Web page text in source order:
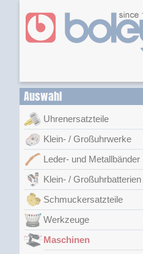
Auswahl
Uhrenersatzteile
Klein- / Großuhrwerke
Leder- und Metallbänder
Klein- / Großuhrbatterien
Schmuckersatzteile
Werkzeuge
Maschinen